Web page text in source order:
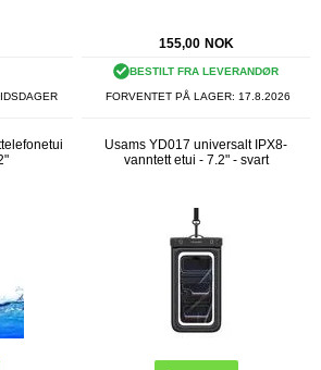
155,00 NOK
BESTILT FRA LEVERANDØR
FORVENTET PÅ LAGER: 17.8.2026
Usams YD017 universalt IPX8-
vanntett etui - 7.2" - svart